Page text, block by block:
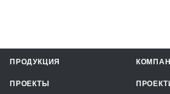
ПРОДУКЦИЯ
ПРОЕКТЫ